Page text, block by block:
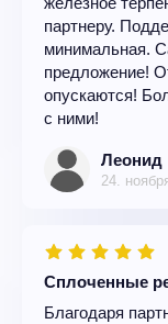
партнеру.
минимальная.
предложение!
опускаются!
с ними!
Леонид
24.
Сплоченные
Благодаря